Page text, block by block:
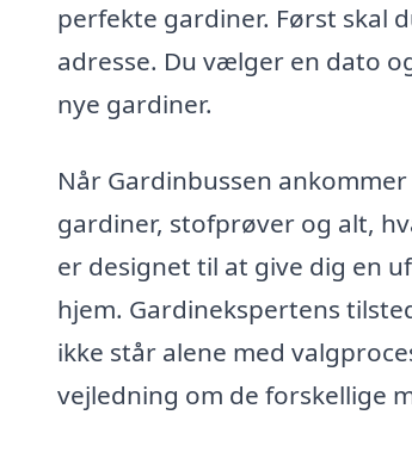
perfekte gardiner. Først skal
adresse. Du vælger en dato
nye gardiner.
Når Gardinbussen
gardiner, stofprøver og alt,
er designet til at give dig en
hjem. Gardinekspertens
ikke står alene med
vejledning om de forskellige